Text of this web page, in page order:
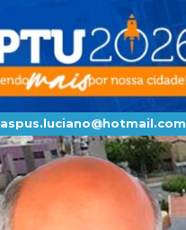
aspus.luciano@hotmail.com